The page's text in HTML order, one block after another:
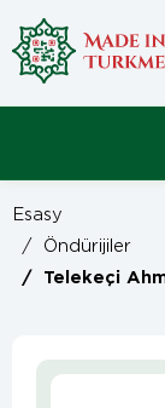
Esasy
/
Öndürijiler
/ Telekeçi